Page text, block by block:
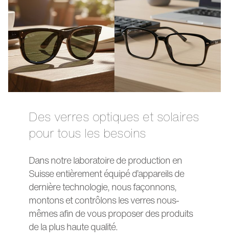
Des verres optiques et solaires
pour tous les besoins
Dans notre laboratoire de production en
Suisse entièrement équipé d’appareils de
dernière technologie, nous façonnons,
montons et contrôlons les verres nous-
mêmes afin de vous proposer des produits
de la plus haute qualité.